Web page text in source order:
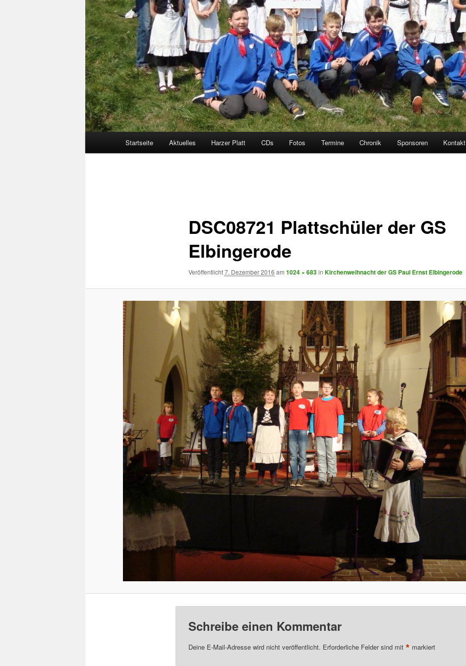
Startseite Aktuelles Harzer Platt CDs Fotos Termine Chronik Sponsoren Kontakt
DSC08721 Plattschüler der GS
Elbingerode
Veröffentlicht7. Dezember 2016 am 1024 × 683in Kirchenweihnacht der GS Paul Ernst Elbingerode
Schreibe einen Kommentar
Deine E-Mail-Adresse wird nicht veröffentlicht. Erforderliche Felder sind mit * markiert